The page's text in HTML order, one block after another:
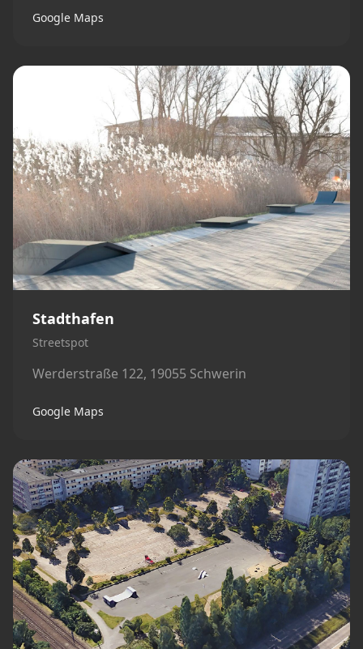
Google Maps
Stadthafen
Streetspot
Werderstraße 122, 19055 Schwerin
Google Maps